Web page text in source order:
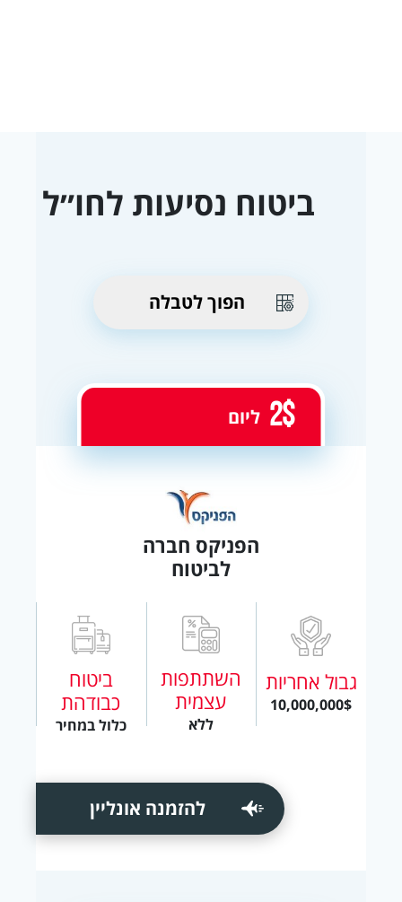
הפוך לטבלה
ביטוח נסיעות לחו״ל
הפניקס חברה
לביטוח
גבול אחריות
10,000,000$
השתתפות
עצמית
ללא
ביטוח
כבודהת
כלול במחיר
2$ ליום
להזמנה אונליין